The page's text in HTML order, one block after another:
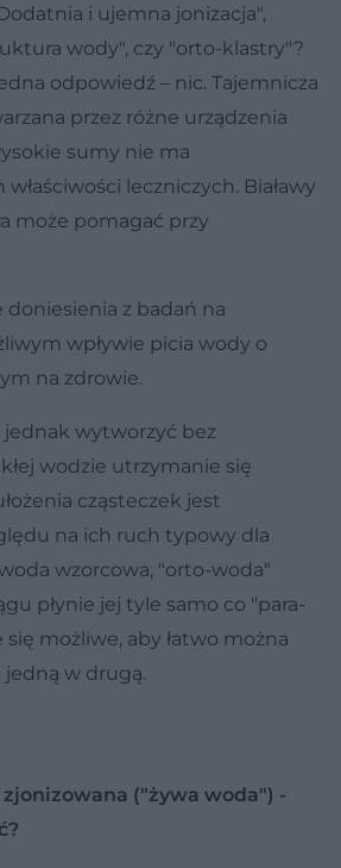
i ujemna jonizacja",
wody", czy "orto-klastry"?
odpowiedź – nic. Tajemnicza
przez różne urządzenia
sumy nie ma
leczniczych. Białawy
może pomagać przy
doniesienia z badań na
wpływie picia wody o
na zdrowie.
wytworzyć bez
wodzie utrzymanie się
cząsteczek jest
na ich ruch typowy dla
wzorcowa, "orto-woda"
płynie jej tyle samo co "para-
możliwe, aby łatwo można
jedną w drugą.
("żywa woda") -